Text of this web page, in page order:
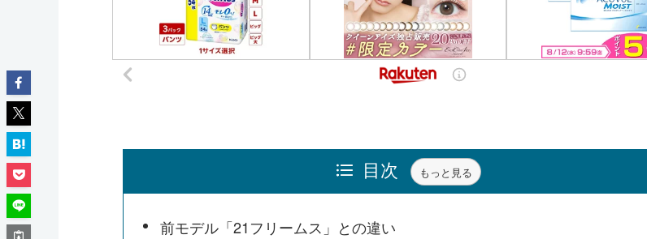
目次 もっと見る
前モデル「21フリームス」との違い